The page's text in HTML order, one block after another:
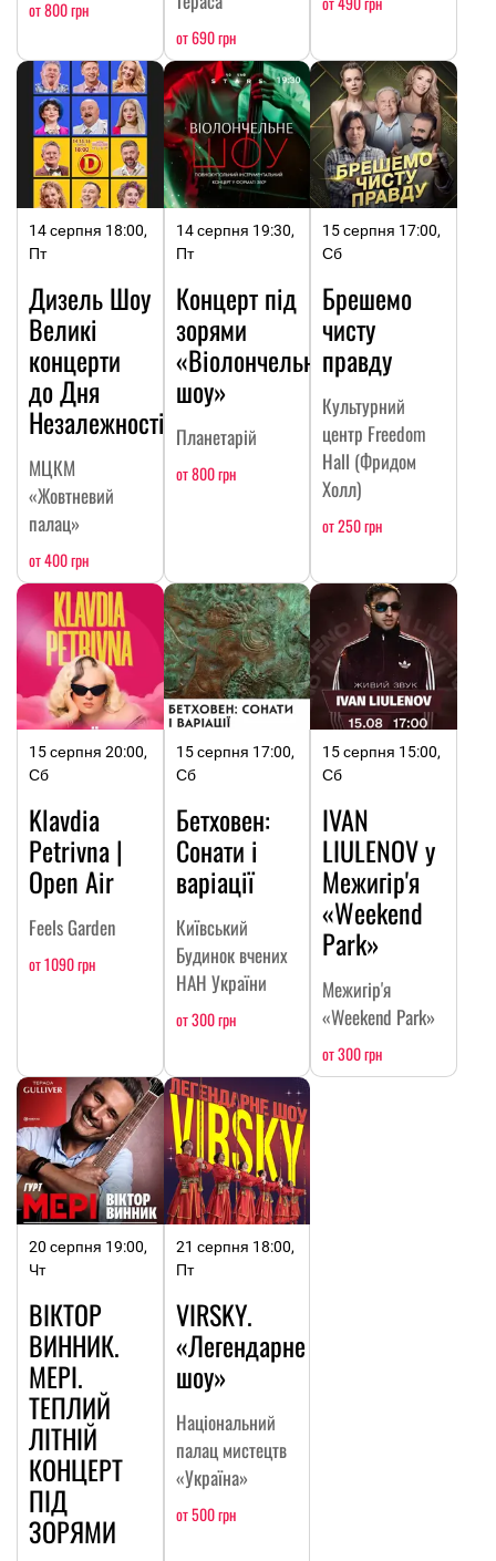
от 800 грн
от 690 грн
14 серпня 18:00,
Пт
Дизель Шоу
Великі
концерти
до Дня
Незалежності
МЦКМ
«Жовтневий
палац»
от 400 грн
14 серпня 19:30,
Пт
Концерт під
зорями
«Віолончельне
шоу»
Планетарій
от 800 грн
15 серпня 17:00,
Сб
Брешемо
чисту
правду
Культурний
центр Freedom
Hall (Фридом
Холл)
от 250 грн
15 серпня 20:00,
Сб
Klavdia
Petrivna |
Open Air
Feels Garden
от 1090 грн
15 серпня 17:00,
Сб
Бетховен:
Сонати і
варіації
Київський
Будинок вчених
НАН України
от 300 грн
15 серпня 15:00,
Сб
IVAN
LIULENOV у
Межигір'я
«Weekend
Park»
Межигір'я
«Weekend Park»
от 300 грн
20 серпня 19:00,
Чт
ВІКТОР
ВИННИК.
МЕРІ.
ТЕПЛИЙ
ЛІТНІЙ
КОНЦЕРТ
ПІД
ЗОРЯМИ
21 серпня 18:00,
Пт
VIRSKY.
«Легендарне
шоу»
Національний
палац мистецтв
«Україна»
от 500 грн